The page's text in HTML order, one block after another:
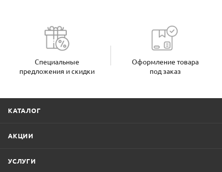
Специальные
предложения и скидки
Оформление товара
под заказ
КАТАЛОГ
АКЦИИ
УСЛУГИ